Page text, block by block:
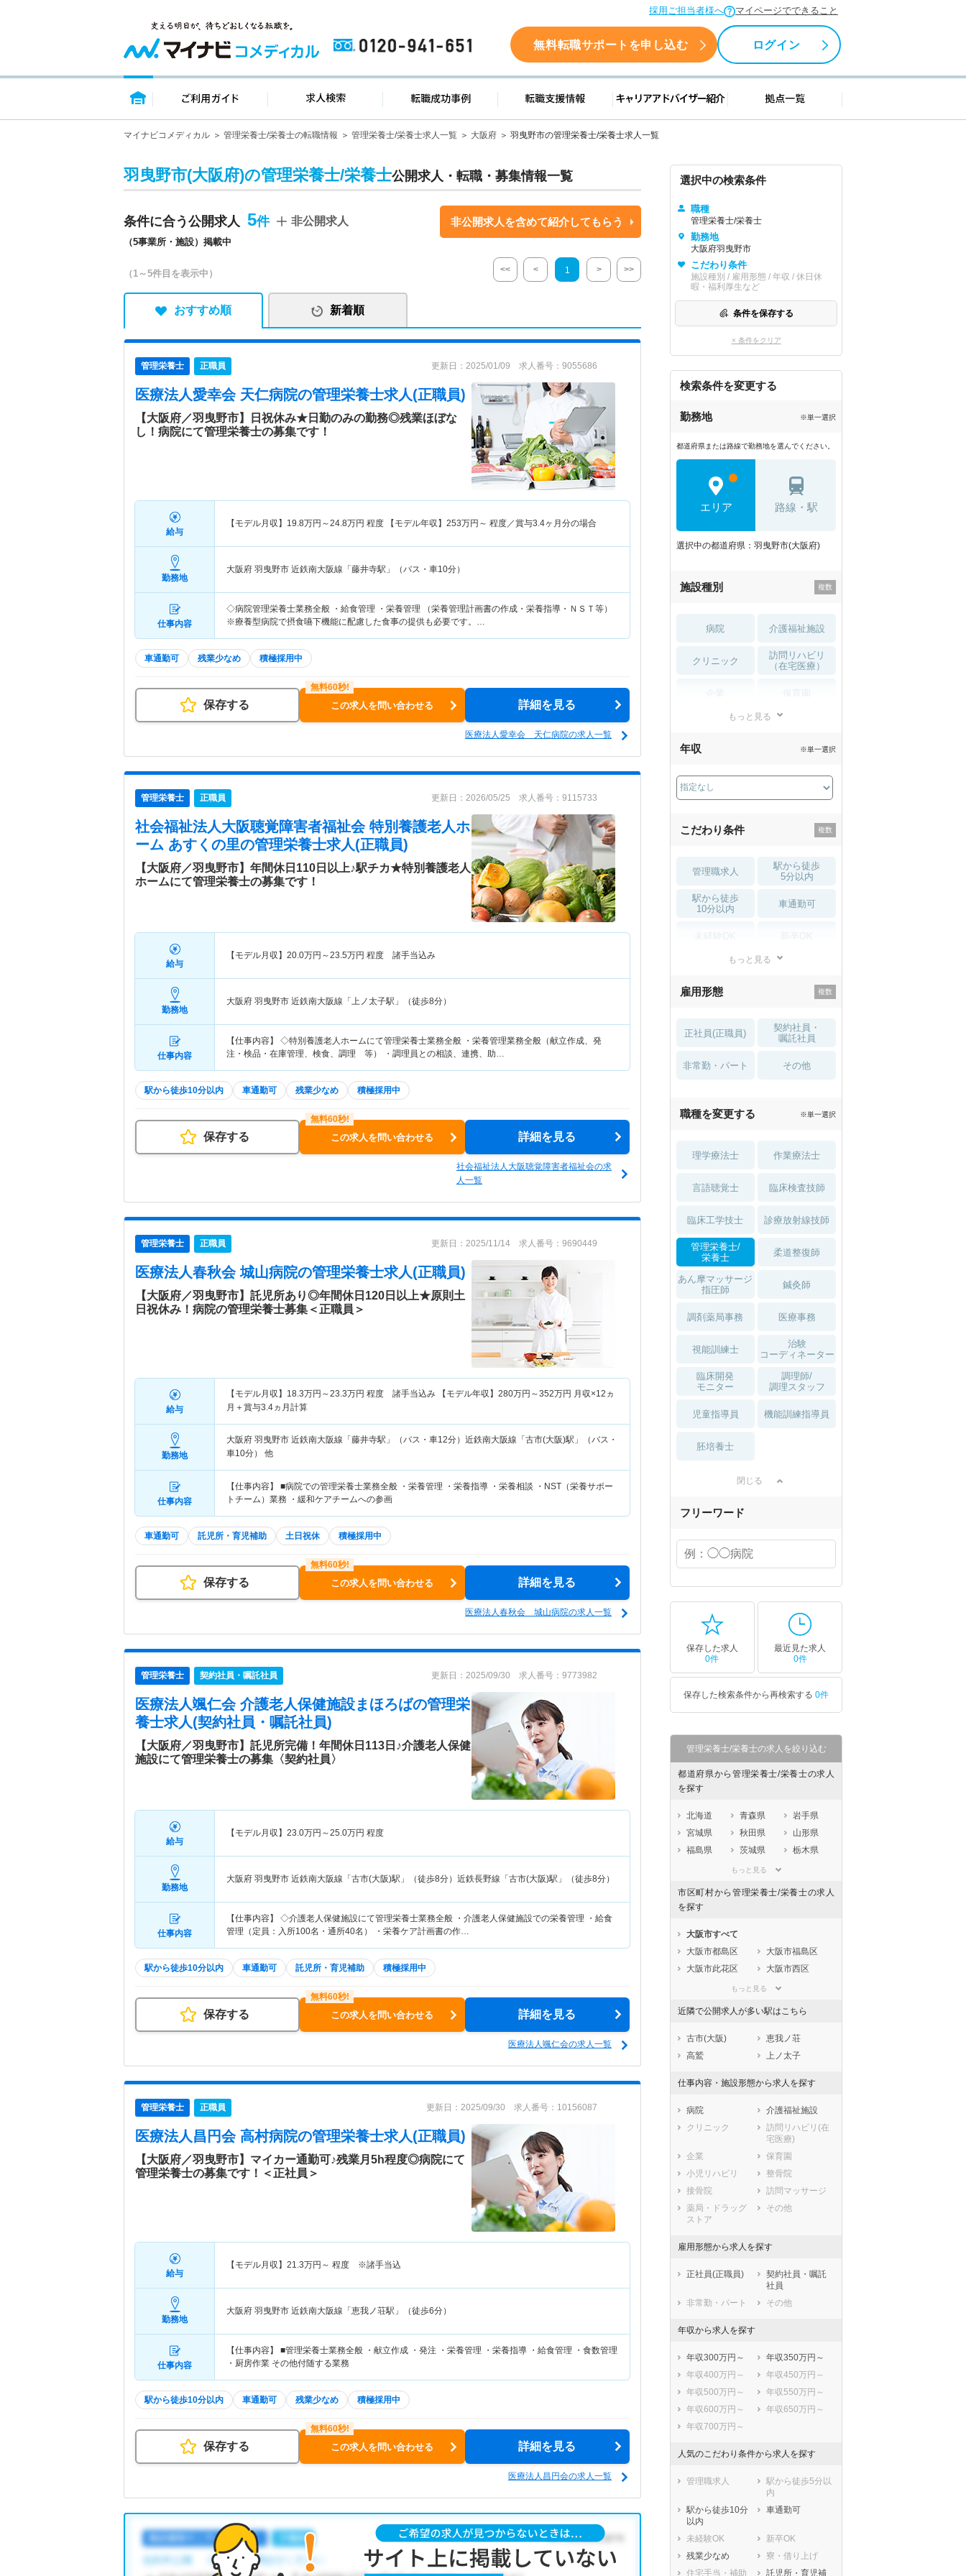
採用ご担当者様へ マイページでできること
0120-941-651 無料転職サポートを申し込む ログイン
トップページ ご利用ガイド 求人検索 転職成功事例 転職支援情報 キャリアアドバイザー紹介 拠点一覧
マイナビコメディカル 管理栄養士/栄養士の転職情報 管理栄養士/栄養士求人一覧 大阪府 羽曳野市の管理栄養士/栄養士求人一覧
羽曳野市(大阪府)の管理栄養士/栄養士公開求人・転職・募集情報一覧
条件に合う公開求人 5
（5事業所・施設）掲載中
非公開求人 非公開求人を含めて紹介してもらう
（1～5件目を表示中） << < 1 > >>
おすすめ順 新着順
管理栄養士 正職員 更新日：2025/01/09 求人番号：9055686
医療法人愛幸会 天仁病院の管理栄養士求人(正職員)
【大阪府／羽曳野市】日祝休み★日勤のみの勤務◎残業ほぼな
し！病院にて管理栄養士の募集です！
給与
【モデル月収】 19.8万円～24.8万円 程度 【モデル年収】 253万円～ 程度／賞与3.4ヶ月分の場合
勤務地
大阪府 羽曳野市 近鉄南大阪線「藤井寺駅」（バス・車10分）
仕事内容
◇病院管理栄養士業務全般 ・給食管理 ・栄養管理 （栄養管理計画書の作成・栄養指導・ＮＳＴ等）
※療養型病院で摂食嚥下機能に配慮した食事の提供も必要です。…
車通勤可 残業少なめ 積極採用中
保存する この求人を問い合わせる 詳細を見る
医療法人愛幸会 天仁病院の求人一覧
管理栄養士 正職員 更新日：2026/05/25 求人番号：9115733
社会福祉法人大阪聴覚障害者福祉会 特別養護老人ホ
ーム あすくの里の管理栄養士求人(正職員)
【大阪府／羽曳野市】年間休日110日以上♪駅チカ★特別養護老人
ホームにて管理栄養士の募集です！
給与
【モデル月収】 20.0万円～23.5万円 程度 諸手当込み
勤務地
大阪府 羽曳野市 近鉄南大阪線「上ノ太子駅」（徒歩8分）
仕事内容
【仕事内容】 ◇特別養護老人ホームにて管理栄養士業務全般 ・栄養管理業務全般（献立作成、発
注・検品・在庫管理、検食、調理 等） ・調理員との相談、連携、助…
駅から徒歩10分以内 車通勤可 残業少なめ 積極採用中
保存する この求人を問い合わせる 詳細を見る
社会福祉法人大阪聴覚障害者福祉会の求
人一覧
管理栄養士 正職員 更新日：2025/11/14 求人番号：9690449
医療法人春秋会 城山病院の管理栄養士求人(正職員)
【大阪府／羽曳野市】託児所あり◎年間休日120日以上★原則土
日祝休み！病院の管理栄養士募集＜正職員＞
給与
【モデル月収】 18.3万円～23.3万円 程度 諸手当込み 【モデル年収】 280万円～352万円 月収×12ヵ
月＋賞与3.4ヵ月計算
勤務地
大阪府 羽曳野市 近鉄南大阪線「藤井寺駅」（バス・車12分）近鉄南大阪線「古市(大阪)駅」（バス・
車10分） 他
仕事内容
【仕事内容】 ■病院での管理栄養士業務全般 ・栄養管理 ・栄養指導 ・栄養相談 ・NST（栄養サポー
トチーム）業務 ・緩和ケアチームへの参画
車通勤可 託児所・育児補助 土日祝休 積極採用中
保存する この求人を問い合わせる 詳細を見る
医療法人春秋会 城山病院の求人一覧
管理栄養士 契約社員・嘱託社員 更新日：2025/09/30 求人番号：9773982
医療法人颯仁会 介護老人保健施設まほろばの管理栄
養士求人(契約社員・嘱託社員)
【大阪府／羽曳野市】託児所完備！年間休日113日♪介護老人保健
施設にて管理栄養士の募集〈契約社員〉
給与
【モデル月収】 23.0万円～25.0万円 程度
勤務地
大阪府 羽曳野市 近鉄南大阪線「古市(大阪)駅」（徒歩8分）近鉄長野線「古市(大阪)駅」（徒歩8分）
仕事内容
【仕事内容】 ◇介護老人保健施設にて管理栄養士業務全般 ・介護老人保健施設での栄養管理 ・給食
管理（定員：入所100名・通所40名） ・栄養ケア計画書の作…
駅から徒歩10分以内 車通勤可 託児所・育児補助 積極採用中
保存する この求人を問い合わせる 詳細を見る
医療法人颯仁会の求人一覧
管理栄養士 正職員 更新日：2025/09/30 求人番号：10156087
医療法人昌円会 高村病院の管理栄養士求人(正職員)
【大阪府／羽曳野市】マイカー通勤可♪残業月5h程度◎病院にて
管理栄養士の募集です！＜正社員＞
給与
【モデル月収】 21.3万円～ 程度 ※諸手当込
勤務地
大阪府 羽曳野市 近鉄南大阪線「恵我ノ荘駅」（徒歩6分）
仕事内容
【仕事内容】 ■管理栄養士業務全般 ・献立作成 ・発注 ・栄養管理 ・栄養指導 ・給食管理 ・食数管理
・厨房作業 その他付随する業務
駅から徒歩10分以内 車通勤可 残業少なめ 積極採用中
保存する この求人を問い合わせる 詳細を見る
医療法人昌円会の求人一覧
選択中の検索条件
職種
管理栄養士/栄養士
勤務地
大阪府羽曳野市
こだわり条件
施設種別 / 雇用形態 / 年収 / 休日休
暇・福利厚生など
条件を保存する
× 条件をクリア
検索条件を変更する
勤務地 ※単一選択
都道府県または路線で勤務地を選んでください。
エリア 路線・駅
選択中の都道府県：羽曳野市(大阪府)
施設種別
病院 介護福祉施設
クリニック
訪問リハビリ
（在宅医療）
薬局・
もっと見る
年収 ※単一選択
こだわり条件
管理職求人
駅から徒歩
5分以内
駅から徒歩
10分以内
車通勤可
住宅手当・補助
土日祝休 無資格 OK
積極採用中 WEB面接OK
もっと見る
雇用形態
正社員(正職員)
契約社員・
嘱託社員
非常勤・パート その他
職種を変更する ※単一選択
理学療法士 作業療法士
言語聴覚士 臨床検査技師
臨床工学技士 診療放射線技師
管理栄養士/
栄養士
柔道整復師
あん摩マッサージ
指圧師
鍼灸師
調剤薬局事務 医療事務
視能訓練士
治験
コーディネーター
臨床開発
モニター
調理師/
調理スタッフ
児童指導員 機能訓練指導員
胚培養士
閉じる
フリーワード
保存した求人
0件
最近見た求人
0件
保存した検索条件から再検索する 0件
管理栄養士/栄養士の求人を絞り込む
都道府県から管理栄養士/栄養士の求人
を探す
北海道 青森県
岩手県
宮城県
秋田県
山形県
福島県
茨城県
栃木県
埼玉県
山梨県
静岡県
滋賀県
京都府
大阪府
兵庫県
奈良県
和歌山県
島根県
広島県
山口県
徳島県
福岡県
佐賀県
長崎県
熊本県
大分県
宮崎県
もっと見る
市区町村から管理栄養士/栄養士の求人
を探す
大阪市すべて
大阪市都島区
大阪市福島区
大阪市此花区
大阪市西区
大阪市大正区
大阪市東成区
大阪市生野区
大阪市旭区
大阪市城東区
大阪市東住吉区
大阪市西成区
大阪市淀川区
大阪市鶴見区
大阪市住之江区
大阪市平野区
大阪市中央区
堺市すべて
堺市堺区
堺市中区
堺市東区
堺市西区
堺市南区
堺市北区
市部
池田市
吹田市
泉大津市
高槻市
枚方市
摂津市
高石市
泉南市
四條畷市
交野市
大阪狭山市
阪南市
豊能郡豊能町
豊能郡能勢町
泉北郡忠岡町
泉南郡熊取町
泉南郡田尻町
泉南郡岬町
もっと見る
近隣で公開求人が多い駅はこちら
古市(大阪)
恵我ノ荘
高鷲
上ノ太子
仕事内容・施設形態から求人を探す
病院
介護福祉施設
クリニック
訪問リハビリ(在
宅医療)
企業
保育園
小児リハビリ
整骨院
接骨院
訪問マッサージ
薬局・ドラッグ
ストア
その他
雇用形態から求人を探す
正社員(正職員)
契約社員・嘱託
社員
非常勤・パート
その他
年収から求人を探す
年収300万円～
年収350万円～
年収400万円～
年収450万円～
年収500万円～
年収550万円～
年収600万円～
年収650万円～
年収700万円～
人気のこだわり条件から求人を探す
管理職求人
駅から徒歩5分以
内
駅から徒歩10分
以内
車通勤可
未経験OK
新卒OK
残業少なめ
寮・借り上げ
住宅手当・補助
託児所・育児補